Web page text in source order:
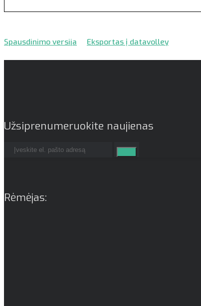
Spausdinimo versija Eksportas į datavolley
Užsiprenumeruokite naujienas
Rėmėjas: